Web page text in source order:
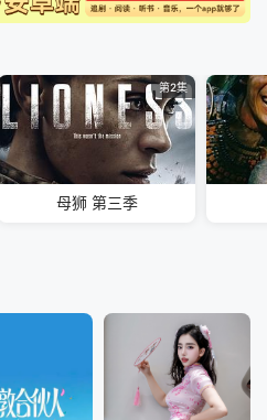
第2集
母狮 第三季